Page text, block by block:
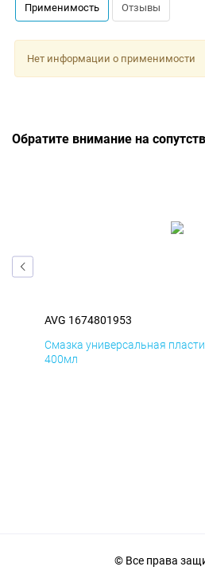
Применимость Отзывы
Нет информации о применимости
Обратите внимание на
AVG 1674801953
Смазка универсальная
400мл
© Все права